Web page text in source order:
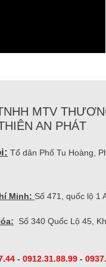
MTV
AN PHÁT
Tổ dân Phố Tu Hoàng,
Minh: Số 471, quốc lộ 1
Số 340 Quốc Lộ 45,
- 0912.31.88.99 -